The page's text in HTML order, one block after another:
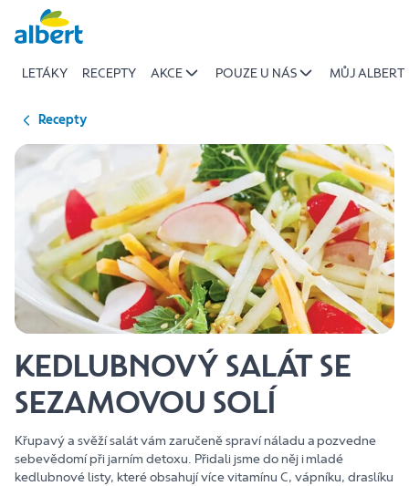
Přeskočit
LETÁKY RECEPTY AKCE POUZE U NÁS MŮJ ALBERT
Recepty
KEDLUBNOVÝ SALÁT SE
SEZAMOVOU SOLÍ
Křupavý a svěží salát vám zaručeně spraví náladu a pozvedne
sebevědomí při jarním detoxu. Přidali jsme do něj i mladé
kedlubnové listy, které obsahují více vitamínu C, vápníku, draslíku